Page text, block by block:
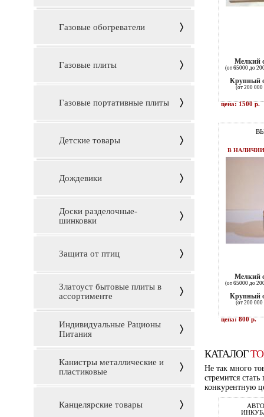
Газовые обогреватели
Газовые плиты
Газовые портативные плиты
Детские товары
Дождевики
Доски разделочные-
шинковки
Защита от птиц
Златоуст бытовые плиты в
ассортименте
Индивидуальные Рационы
Питания
Канистры металлические и
пластиковые
Канцелярские товары
цена: 1500 р.
Мелкий
(от 65000 до
Крупный
(от 200 000
В НАЛИЧИИ
цена: 800 р.
Мелкий
(от 65000 до
Крупный
(от 200 000
КАТАЛОГ
Не так много
стремится
конкурентную